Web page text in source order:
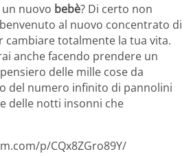
nuovo bebè? Di certo non
al nuovo concentrato di
cambiare totalmente la tua vita.
anche facendo prendere un
delle mille cose da
del numero infinito di pannolini
delle notti insonni che
p/CQx8ZGro89Y/